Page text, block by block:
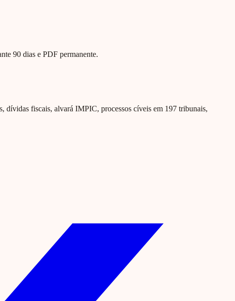
90 dias e PDF permanente.
dívidas fiscais, alvará IMPIC, processos cíveis em 197 tribunais,